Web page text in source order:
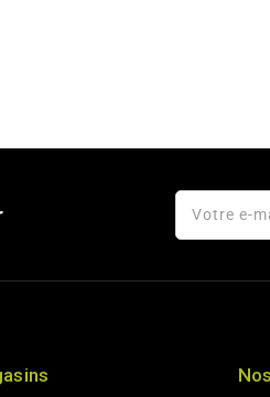
Votre e-